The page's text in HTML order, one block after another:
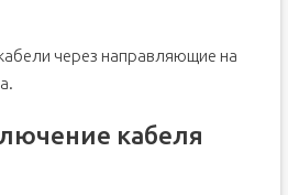
через направляющие на
кабеля